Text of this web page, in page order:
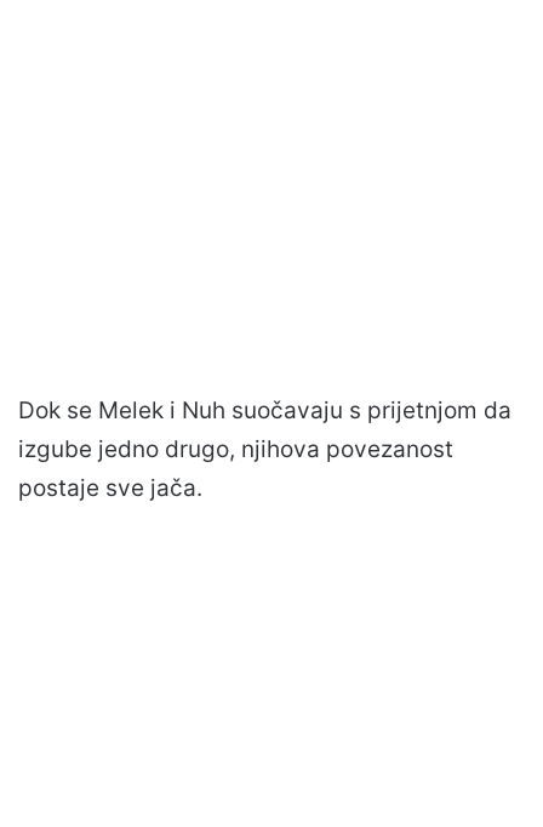
Dok se Melek i Nuh suočavaju s prijetnjom da
izgube jedno drugo, njihova povezanost
postaje sve jača.